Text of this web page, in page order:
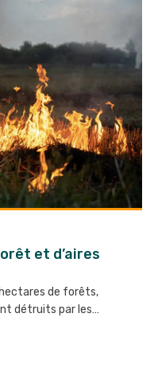
et d’aires
de forêts,
détruits par les…